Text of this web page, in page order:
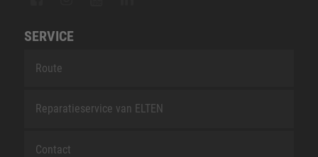
SERVICE
Route
Reparatieservice van ELTEN
Contact